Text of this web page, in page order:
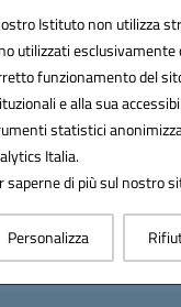
Istituto non utilizza
utilizzati esclusivamente
funzionamento del
e alla sua
statistici
Italia.
saperne di più sul nostro
Personalizza
Gallery